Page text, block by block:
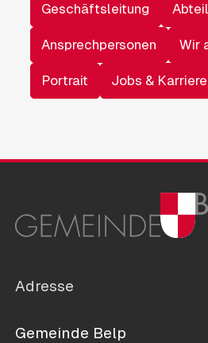
Geschäftsleitung
Ansprechpersonen Wir
Portrait Jobs & Karriere
Adresse
Gemeinde Belp